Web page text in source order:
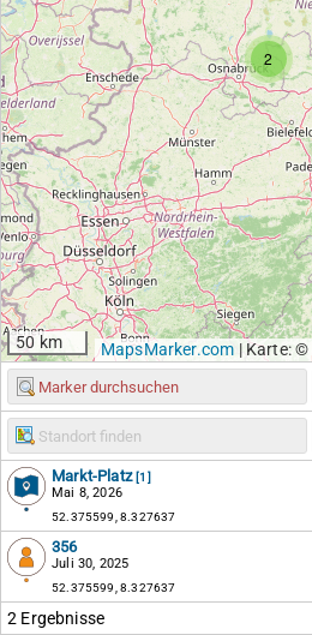
2
50 km MapsMarker.com |Karte: ©
Markt-Platz [1]
Mai 8, 2026
52.375599, 8.327637
356
Juli 30, 2025
52.375599, 8.327637
2 Ergebnisse